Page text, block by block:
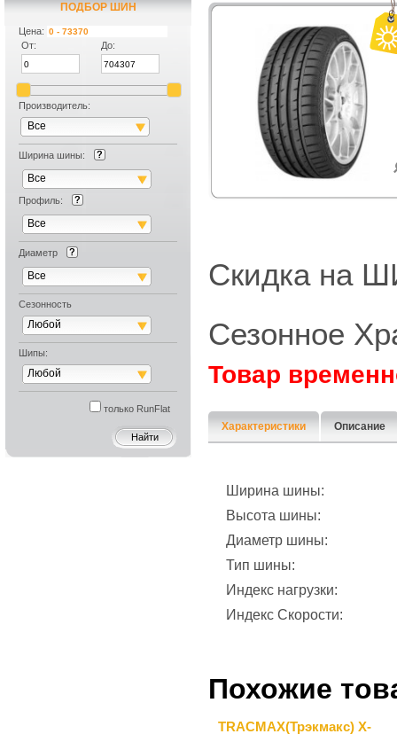
ПОДБОР ШИН
Цена:
От:
До:
Производитель:
Все
Ширина шины:
Все
Профиль:
Все
Диаметр
Все
Сезонность
Любой
Шипы:
Любой
только RunFlat
Скидка на
Сезонное
Товар
Характеристики Описание
Ширина шины:
Высота шины:
Диаметр шины:
Тип шины:
Индекс нагрузки:
Индекс Скорости:
Похожие
TRACMAX(Трэкмакс) X-